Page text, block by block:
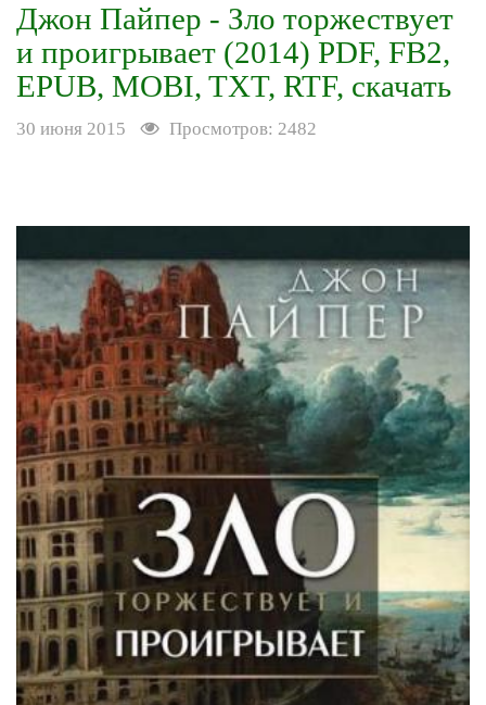
Джон Пайпер - Зло торжествует
и проигрывает (2014) PDF, FB2,
EPUB, MOBI, TXT, RTF, скачать
30 июня 2015 Просмотров: 2482